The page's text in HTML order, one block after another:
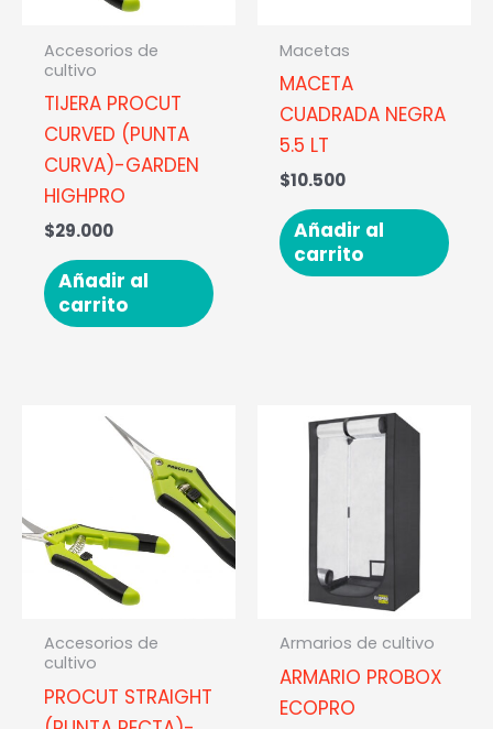
Accesorios de
cultivo
TIJERA PROCUT
CURVED (PUNTA
CURVA)-GARDEN
HIGHPRO
$29.000
Añadir al
carrito
Macetas
MACETA
CUADRADA NEGRA
5.5 LT
$10.500
Añadir al
carrito
Accesorios de
cultivo
PROCUT STRAIGHT
Armarios de cultivo
ARMARIO PROBOX
ECOPRO